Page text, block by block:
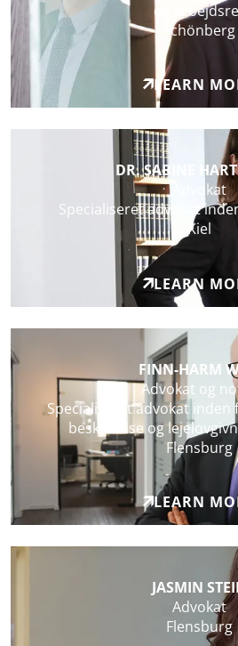
og
Schönberg
LEARN
DR. SABINE
Advokat
Specialiseret advokat
Kiel
LEARN
FINN-HARM
Advokat og
Specialiseret advokat
beskyttelse og
Flensburg
LEARN
JASMIN
Advokat
Flensburg